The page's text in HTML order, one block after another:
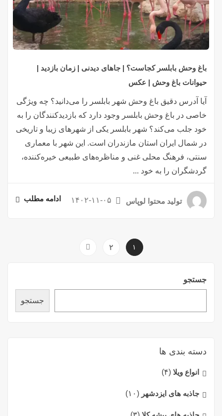
جستجو
جستجو
دسته بندی ها
انواع ویلا (۴)
جاذبه های ایزدشهر (۱۰)
باغ وحش بابلسر کجاست؟ | جاهای دیدنی | زمان بازدید |
حیوانات باغ وحش | عکس
آیا آدرس دقیق باغ وحش شهر بابلسر را می‌دانید؟ چه ویژگی
خاصی در باغ وحش بابلسر وجود دارد که بازدیدکنندگان را به
خود جلب می‌کند؟ شهر بابلسر یکی از شهرهای زیبا و تاریخی
در شمال ایران استان مازندران است. این شهر با معماری
سنتی، فرهنگ محلی غنی و مناظره‌های طبیعی خیره‌کننده،
گردشگران را به خود ...
تولید محتوا لوپاس ۱۴۰۲-۱۱-۰۵ ادامه مطلب
۱ ۲